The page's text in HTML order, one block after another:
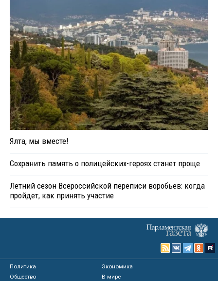
Ялта, мы вместе!
Сохранить память о полицейских-героях станет проще
Летний сезон Всероссийской переписи воробьев: когда
пройдет, как принять участие
Политика
Экономика
Общество
В мире